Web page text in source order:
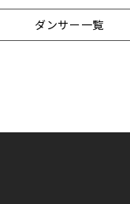
ダンサー一覧